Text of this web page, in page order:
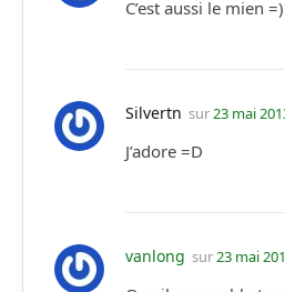
C’est aussi le mien =)
Silvertn sur23 mai
J’adore =D
vanlong sur23 mai